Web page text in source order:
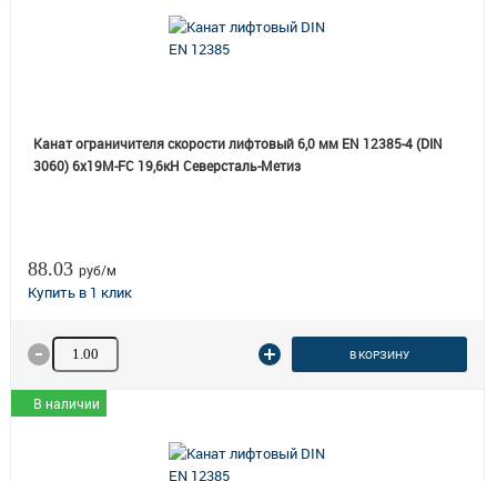
Канат ограничителя скорости лифтовый 6,0 мм EN 12385-4 (DIN
3060) 6х19M-FC 19,6кН Северсталь-Метиз
88.03 руб/м
Количество товара В КОРЗИНУ
В наличии